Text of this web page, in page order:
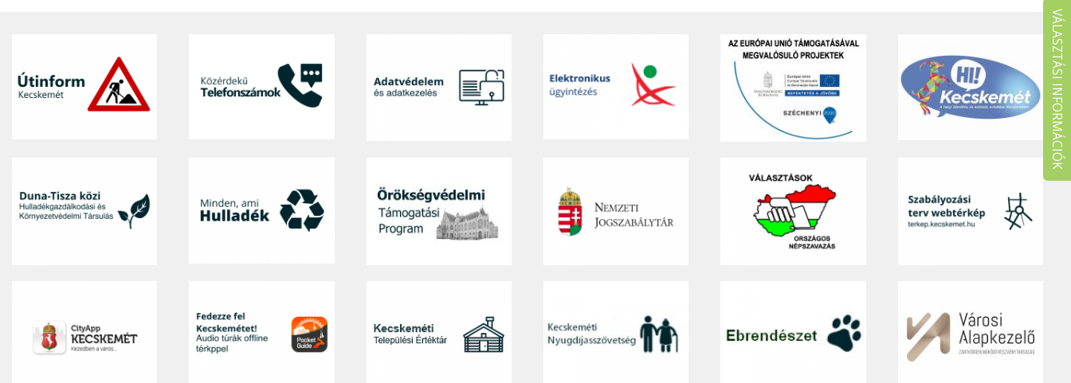
VÁLASZTÁSI INFORMÁCIÓK